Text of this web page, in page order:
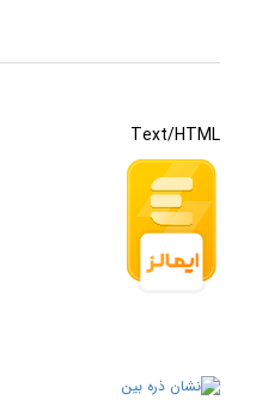
Text/HTML